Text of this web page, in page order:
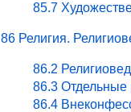
85.7
86 Религия.
86.2
86.3 Отдельные
86.4